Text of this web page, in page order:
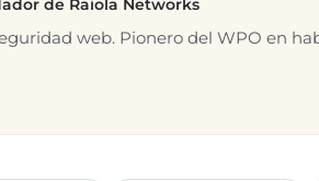
de Raiola Networks
web. Pionero del WPO en